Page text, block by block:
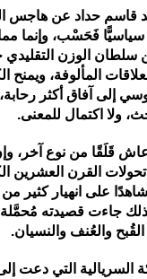
قاسم حداد عن هاجس
سياسيًّا فَحَسْب، وإنما
سلطان الوزن
المألوفة، ويمنح
إلى آفاق أكثر
ولا اكتمال للمعنى.
قَلَقًا من نوع آخر،
القرن العشرين
على انهيار كثير من
جاءت قصيدته
والعُنف والنسيان.
السريالية التي دعت